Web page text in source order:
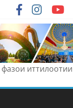
фазои